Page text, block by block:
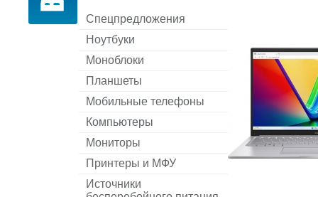
Спецпредложения
Ноутбуки
Моноблоки
Планшеты
Мобильные телефоны
Компьютеры
Мониторы
Принтеры и МФУ
Источники